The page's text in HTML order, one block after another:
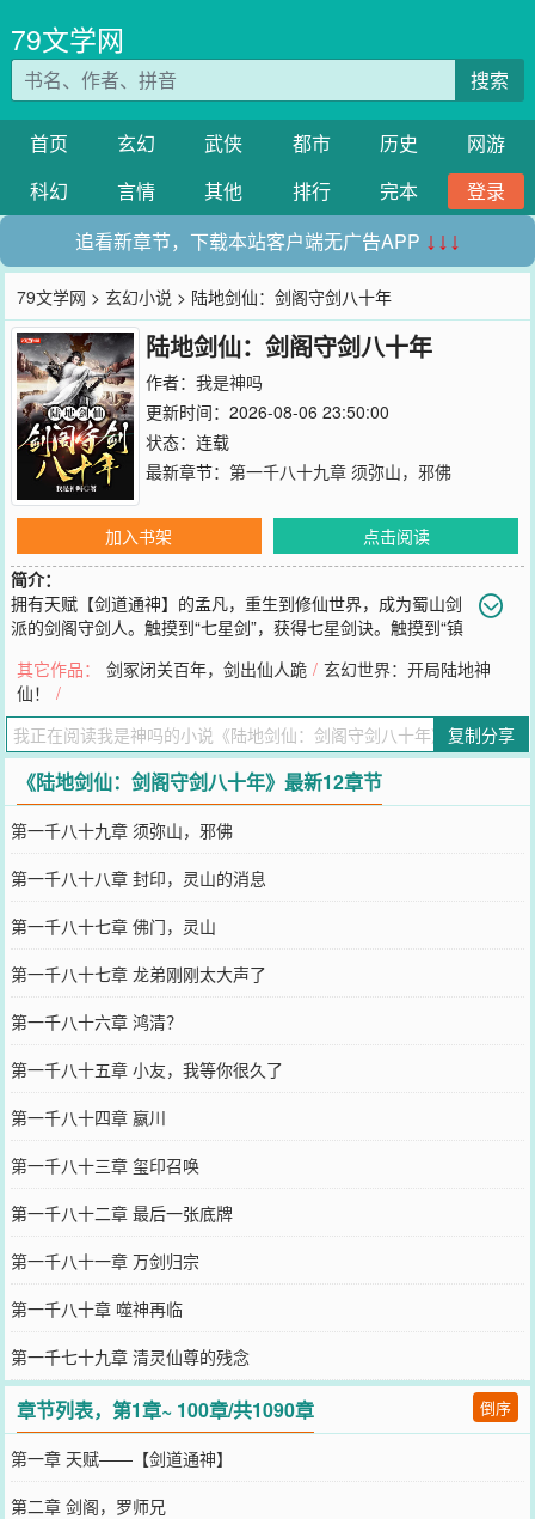
79文学网
搜索
首页 玄幻 武侠 都市 历史
网游
科幻
言情 其他 排行 完本
登录
追看新章节，下载本站客户端无广告APP ↓↓↓
79文学网 >玄幻小说 > 陆地剑仙：剑阁守剑八十年
陆地剑仙：剑阁守剑八十年
作者： 我是神吗
更新时间：2026-08-06 23:50:00
状态：连载
最新章节： 第一千八十九章 须弥山，邪佛
加入书架
点击阅读
简介：
拥有天赋【剑道通神】的孟凡，重生到修仙世界，成为蜀山剑
派的剑阁守剑人。触摸到“七星剑”，获得七星剑诀。触摸到“镇
守剑的这些年。有出生卑微的乞丐，千辛万苦来剑阁求剑，经孟凡指
点，修成名动天下的降龙尊者！有皇朝公主来剑阁撒野，经过孟凡的
调教，成为当世女帝！有魔道魔子前来剑阁盗剑，被孟凡教训后怀恨
在心，欲有朝一日寻孟凡报仇！有佛门弃徒到剑阁养剑，一朝顿悟，
半魔半佛，成就当世唯一一尊魔佛！……八十年后，妖魔入侵，锁妖
塔坍塌，蜀山大乱！早已修成陆地剑仙的孟凡，缓缓走出剑阁。“我有
一剑，可降妖，除魔，诛仙，斩神，灭佛，通天，彻地！”
您要是觉得《陆地剑仙：剑阁守剑八十年
您QQ群和微博微信里的朋友推荐哦！
其它作品： 剑冢闭关百年，剑出仙人跪 / 玄幻世界：开局陆地神
仙！
/
复制分享
《陆地剑仙：剑阁守剑八十年》最新12章节
第一千八十九章 须弥山，邪佛
第一千八十八章 封印，灵山的消息
第一千八十七章 佛门，灵山
第一千八十七章 龙弟刚刚太大声了
第一千八十六章 鸿清？
第一千八十五章 小友，我等你很久了
第一千八十四章 嬴川
第一千八十三章 玺印召唤
第一千八十二章 最后一张底牌
第一千八十一章 万剑归宗
第一千八十章 噬神再临
第一千七十九章 清灵仙尊的残念
章节列表，第1章~ 100章/共1090章 倒序
第一章 天赋——【剑道通神】
第二章 剑阁，罗师兄